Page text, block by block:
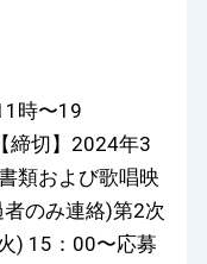
時〜19
締切】2024年3
類および歌唱映
のみ連絡)第2次
) 15：00〜応募